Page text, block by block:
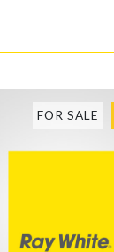
FOR SALE